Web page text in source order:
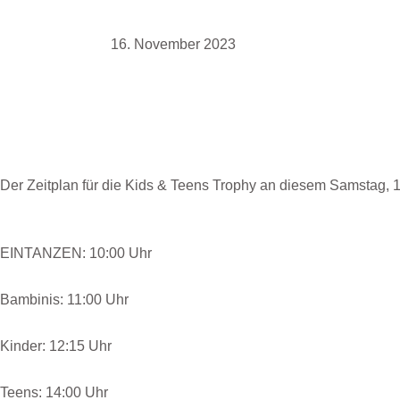
16. November 2023
Der Zeitplan für die Kids & Teens Trophy an diesem Samstag,
EINTANZEN: 10:00 Uhr
Bambinis: 11:00 Uhr
Kinder: 12:15 Uhr
Teens: 14:00 Uhr